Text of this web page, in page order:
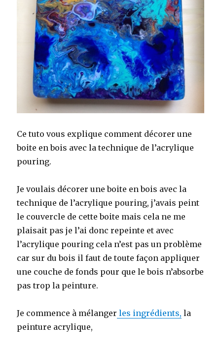
Ce tuto vous explique comment décorer une
boite en bois avec la technique de l’acrylique
pouring.
Je voulais décorer une boite en bois avec la
technique de l’acrylique pouring, j’avais peint
le couvercle de cette boite mais cela ne me
plaisait pas je l’ai donc repeinte et avec
l’acrylique pouring cela n’est pas un problème
car sur du bois il faut de toute façon appliquer
une couche de fonds pour que le bois n’absorbe
pas trop la peinture.
Je commence à mélanger les ingrédients, la
peinture acrylique,